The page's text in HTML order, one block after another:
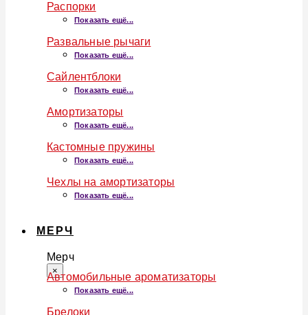
Распорки
Показать ещё...
Развальные рычаги
Показать ещё...
Сайлентблоки
Показать ещё...
Амортизаторы
Показать ещё...
Кастомные пружины
Показать ещё...
Чехлы на амортизаторы
Показать ещё...
МЕРЧ
Мерч
×
Автомобильные ароматизаторы
Показать ещё...
Брелоки